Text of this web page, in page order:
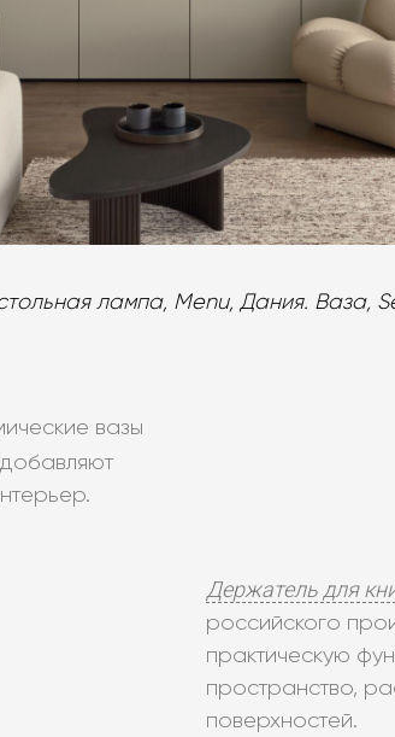
лампа, Menu, Дания. Ваза,
вазы
Держатель для
российского
практическую
пространство,
поверхностей.